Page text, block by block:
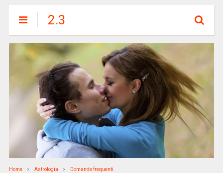
2.3
Home Astrologia Domande frequenti